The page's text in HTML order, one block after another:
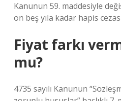
Kanunun 59. maddesiyle
on beş yıla kadar hapis
Fiyat farkı
mu?
4735 sayılı Kanunun